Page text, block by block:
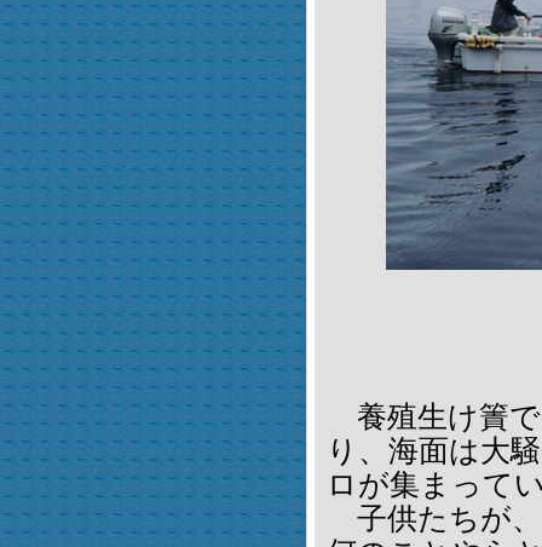
養殖生け簀
り、海面は大
ロが集まって
子供たちが、